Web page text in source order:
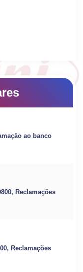
ao banco
Reclamações
Reclamações